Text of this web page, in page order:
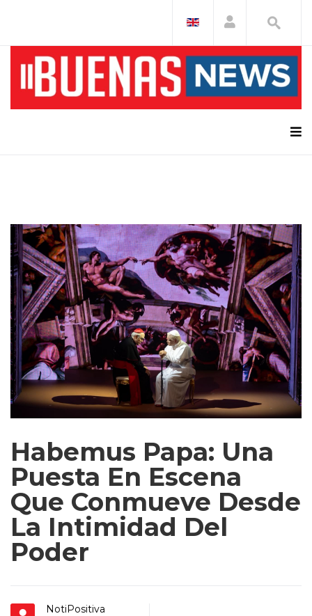
Habemus Papa: Una
Puesta En Escena
Que Conmueve Desde
La Intimidad Del
Poder
NotiPositiva